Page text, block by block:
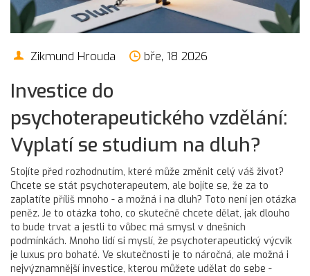
Zikmund Hrouda bře, 18 2026
Investice do
psychoterapeutického vzdělání:
Vyplatí se studium na dluh?
Stojíte před rozhodnutím, které může změnit celý váš život?
Chcete se stát psychoterapeutem, ale bojíte se, že za to
zaplatíte příliš mnoho - a možná i na dluh? Toto není jen otázka
peněz. Je to otázka toho, co skutečně chcete dělat, jak dlouho
to bude trvat a jestli to vůbec má smysl v dnešních
podmínkách. Mnoho lidí si myslí, že psychoterapeutický výcvik
je luxus pro bohaté. Ve skutečnosti je to náročná, ale možná i
nejvýznamnější investice, kterou můžete udělat do sebe -